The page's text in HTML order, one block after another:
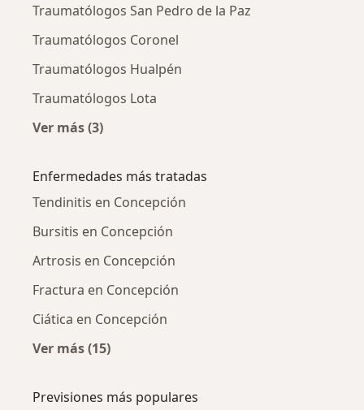
Traumatólogos San Pedro de la Paz
Traumatólogos Coronel
Traumatólogos Hualpén
Traumatólogos Lota
Ver más (3)
Enfermedades más tratadas
Tendinitis en Concepción
Bursitis en Concepción
Artrosis en Concepción
Fractura en Concepción
Ciática en Concepción
Ver más (15)
Previsiones más populares